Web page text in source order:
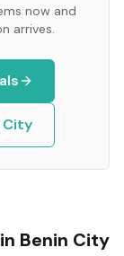
now and
arrives.
City
in Benin City